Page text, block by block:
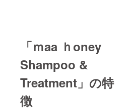
「ｍaa ｈoney
Shampoo &
Treatment 」の特
徴